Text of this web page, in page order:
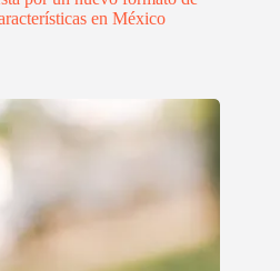
en México